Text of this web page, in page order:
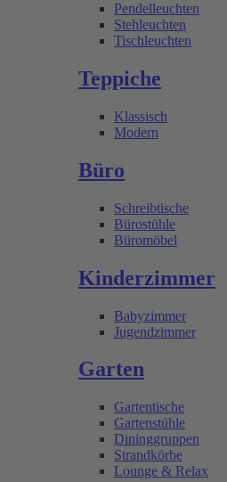
Pendelleuchten
Stehleuchten
Tischleuchten
Teppiche
Klassisch
Modern
Büro
Schreibtische
Bürostühle
Büromöbel
Kinderzimmer
Babyzimmer
Jugendzimmer
Garten
Gartentische
Gartenstühle
Dininggruppen
Strandkörbe
Lounge & Relax